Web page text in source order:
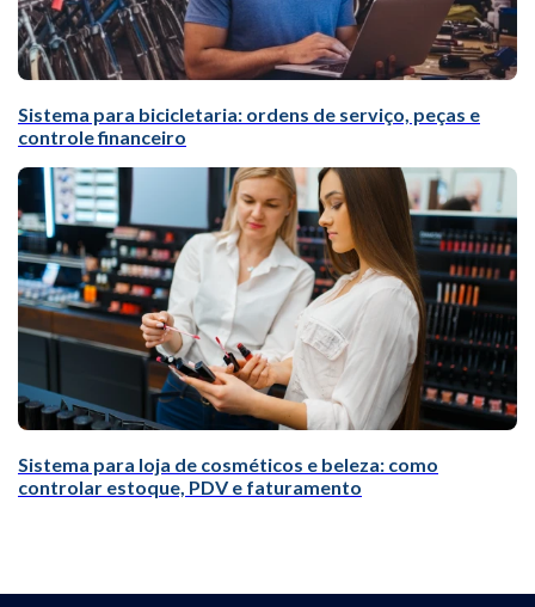
Sistema para bicicletaria: ordens de serviço, peças e
controle financeiro
Sistema para loja de cosméticos e beleza: como
controlar estoque, PDV e faturamento